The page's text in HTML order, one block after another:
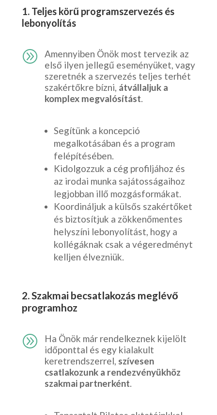
1. Teljes körű programszervezés és
lebonyolítás
A
Amennyiben Önök most tervezik az
első ilyen jellegű eseményüket, vagy
szeretnék a szervezés teljes terhét
szakértőkre bízni, átvállaljuk a
komplex megvalósítást
Segítünk a koncepció
megalkotásában és a program
felépítésében.
Kidolgozzuk a cég profiljához és
az irodai munka sajátosságaihoz
legjobban illő mozgásformákat.
Koordináljuk a külsős szakértőket
és biztosítjuk a zökkenőmentes
helyszíni lebonyolítást, hogy a
kollégáknak csak a végeredményt
kelljen élvezniük.
2. Szakmai becsatlakozás meglévő
programhoz
A
Ha Önök már rendelkeznek kijelölt
időponttal és egy kialakult
keretrendszerrel, szívesen
csatlakozunk a rendezvényükhöz
szakmai partnerként